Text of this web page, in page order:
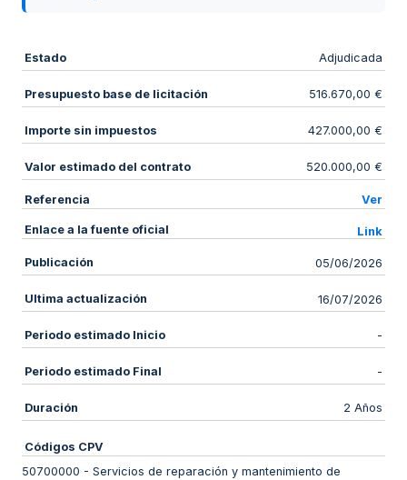
Estado Adjudicada
Presupuesto base de licitación 516.670,00 €
Importe sin impuestos 427.000,00 €
Valor estimado del contrato 520.000,00 €
Referencia Ver
Enlace a la fuente oficial Link
Publicación 05/06/2026
Ultima actualización 16/07/2026
Periodo estimado Inicio -
Periodo estimado Final -
Duración 2 Años
Códigos CPV
50700000 - Servicios de reparación y mantenimiento de